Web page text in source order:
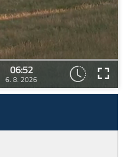
06:52
6. 8. 2026